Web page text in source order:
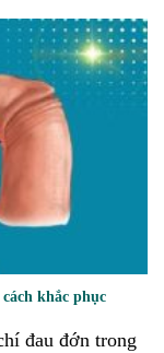
khắc phục
đau đớn trong